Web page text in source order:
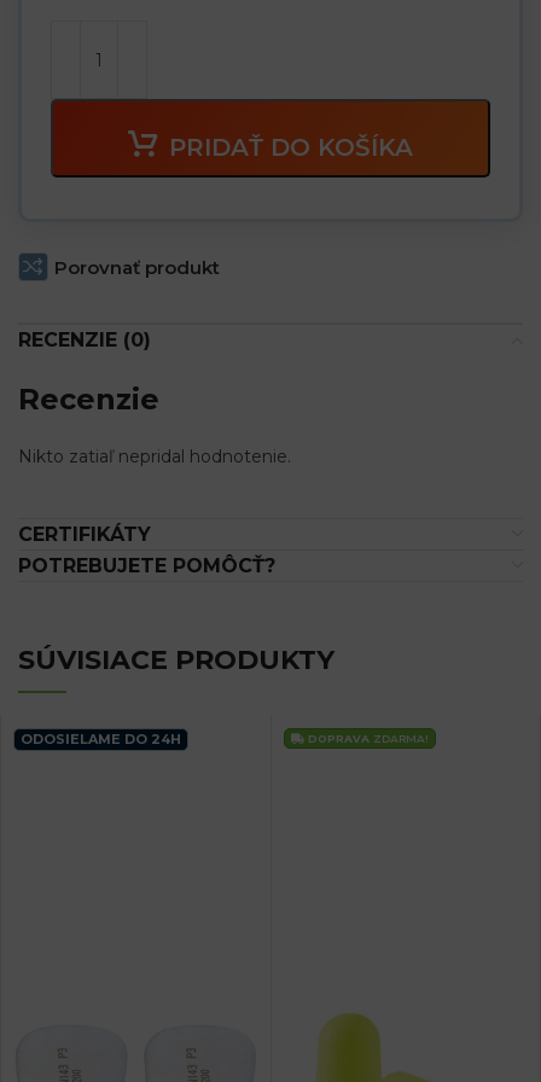
PRIDAŤ DO KOŠÍKA
Porovnať produkt
RECENZIE (0)
Recenzie
Nikto zatiaľ nepridal hodnotenie.
CERTIFIKÁTY
POTREBUJETE POMÔCŤ?
SÚVISIACE PRODUKTY
ODOSIELAME DO 24H DOPRAVA ZDARMA!